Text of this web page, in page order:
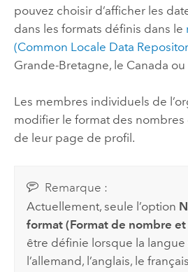
pouvez choisir d’afficher les
dans les formats définis dans le
(Common Locale Data
Grande-Bretagne, le Canada ou
Les membres individuels de
modifier le format des nombres
de leur page de profil.
Remarque :
Actuellement, seule l’option
format (Format de nombre
être définie lorsque la
l’allemand, l’anglais, le